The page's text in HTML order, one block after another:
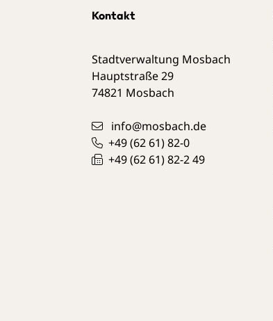
Kontakt
Stadtverwaltung Mosbach
Hauptstraße 29
74821 Mosbach
info@mosbach.de
+49 (6261) 82-0
+49 (6261) 82-249